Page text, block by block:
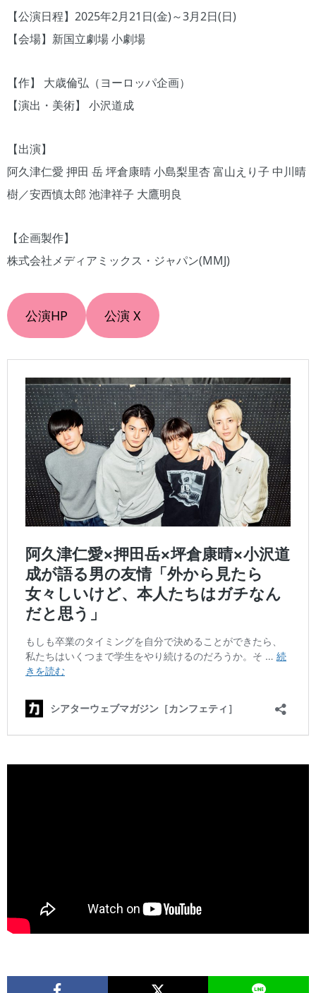
【公演⽇程】2025年2月21⽇(金)～3月2⽇(⽇)
【会場】新国立劇場 ⼩劇場
【作】 ⼤歳倫弘（ヨーロッパ企画）
【演出・美術】 ⼩沢道成
【出演】
阿久津仁愛 押田 岳 坪倉康晴 ⼩島梨里杏 富山えり子 中川晴
樹／安西慎太郎 池津祥子 ⼤鷹明良
【企画製作】
株式会社メディアミックス・ジャパン(MMJ)
公演HP 公演 X